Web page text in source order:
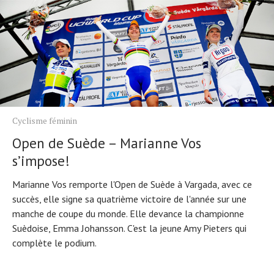
Cyclisme féminin
Open de Suède – Marianne Vos
s’impose!
Marianne Vos remporte l'Open de Suède à Vargada, avec ce
succès, elle signe sa quatrième victoire de l'année sur une
manche de coupe du monde. Elle devance la championne
Suèdoise, Emma Johansson. C'est la jeune Amy Pieters qui
complète le podium.